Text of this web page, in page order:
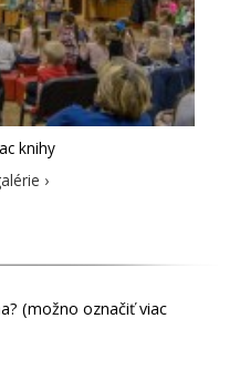
knihy
›
(možno označiť viac